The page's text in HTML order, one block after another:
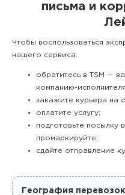
письма и
Чтобы воспользоваться
нашего сервиса:
обратитесь в TSM —
компанию-
закажите курьера на
оплатите услугу;
подготовьте посылку
промаркируйте;
сдайте отправление
География перевозок